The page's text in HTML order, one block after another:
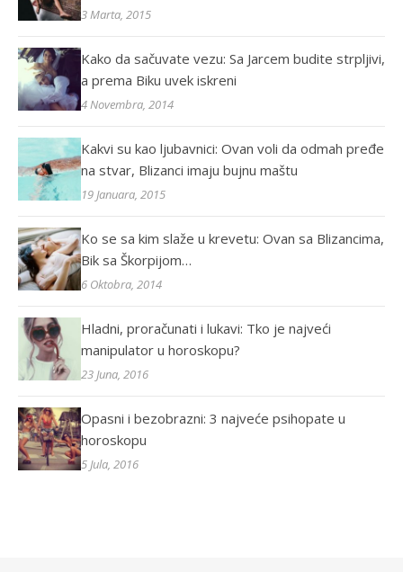
3 Marta, 2015
Kako da sačuvate vezu: Sa Jarcem budite strpljivi,
a prema Biku uvek iskreni
4 Novembra, 2014
Kakvi su kao ljubavnici: Ovan voli da odmah pređe
na stvar, Blizanci imaju bujnu maštu
19 Januara, 2015
Ko se sa kim slaže u krevetu: Ovan sa Blizancima,
Bik sa Škorpijom…
6 Oktobra, 2014
Hladni, proračunati i lukavi: Tko je najveći
manipulator u horoskopu?
23 Juna, 2016
Opasni i bezobrazni: 3 najveće psihopate u
horoskopu
5 Jula, 2016